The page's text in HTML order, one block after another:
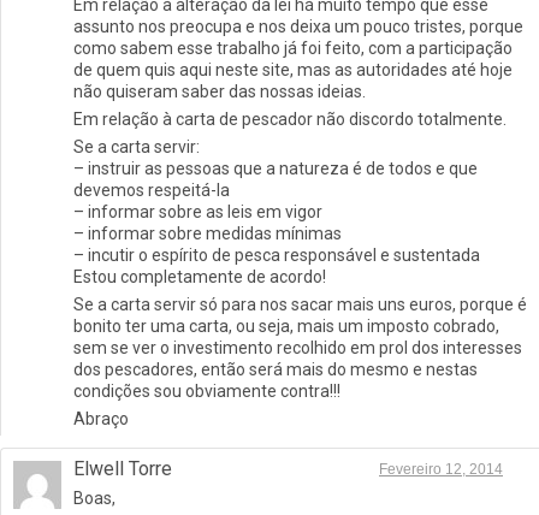
Em relação à alteração da lei há muito tempo que esse
assunto nos preocupa e nos deixa um pouco tristes, porque
como sabem esse trabalho já foi feito, com a participação
de quem quis aqui neste site, mas as autoridades até hoje
não quiseram saber das nossas ideias.
Em relação à carta de pescador não discordo totalmente.
Se a carta servir:
– instruir as pessoas que a natureza é de todos e que
devemos respeitá-la
– informar sobre as leis em vigor
– informar sobre medidas mínimas
– incutir o espírito de pesca responsável e sustentada
Estou completamente de acordo!
Se a carta servir só para nos sacar mais uns euros, porque é
bonito ter uma carta, ou seja, mais um imposto cobrado,
sem se ver o investimento recolhido em prol dos interesses
dos pescadores, então será mais do mesmo e nestas
condições sou obviamente contra!!!
Abraço
Elwell Torre Fevereiro 12, 2014
Boas,